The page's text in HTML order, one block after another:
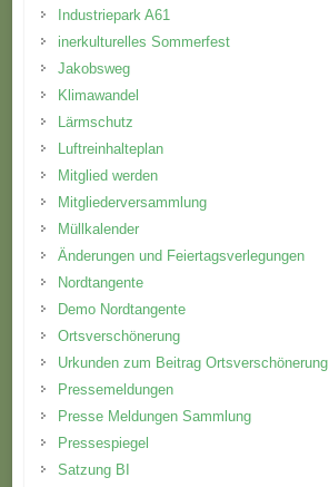
Industriepark A61
inerkulturelles Sommerfest
Jakobsweg
Klimawandel
Lärmschutz
Luftreinhalteplan
Mitglied werden
Mitgliederversammlung
Müllkalender
Änderungen und Feiertagsverlegungen
Nordtangente
Demo Nordtangente
Ortsverschönerung
Urkunden zum Beitrag Ortsverschönerung
Pressemeldungen
Presse Meldungen Sammlung
Pressespiegel
Satzung BI